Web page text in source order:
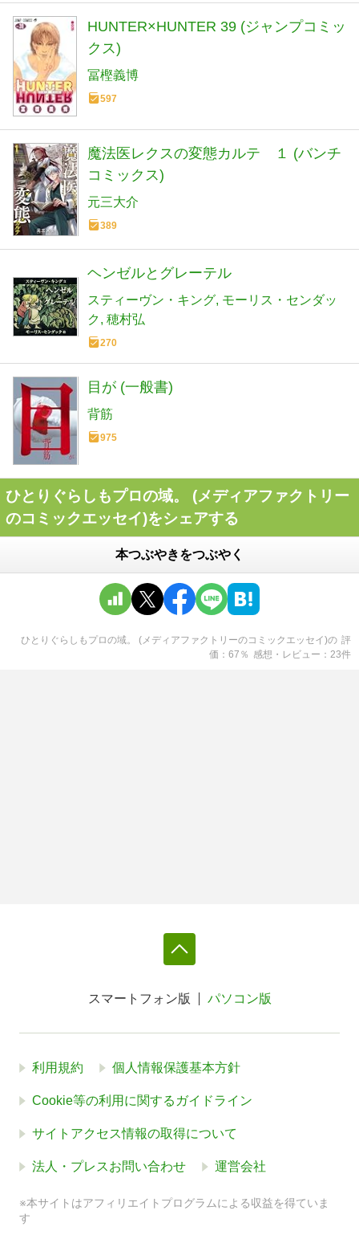
HUNTER×HUNTER 39 (ジャンプコミッ
クス)
冨樫義博
597
魔法医レクスの変態カルテ １ (バンチ
コミックス)
元三大介
389
ヘンゼルとグレーテル
スティーヴン・キング モーリス・センダッ
ク 穂村弘
270
目が (一般書)
背筋
975
ひとりぐらしもプロの域。 (メディアファクトリー
のコミックエッセイ)をシェアする
本つぶやきをつぶやく
ひとりぐらしもプロの域。 (メディアファクトリーのコミックエッセイ)の 評
価
67 ％ 感想・レビュー 23件
スマートフォン版 パソコン版
利用規約 個人情報保護基本方針
Cookie等の利用に関するガイドライン
サイトアクセス情報の取得について
法人・プレスお問い合わせ 運営会社
※本サイトはアフィリエイトプログラムによる収益を得ていま
す